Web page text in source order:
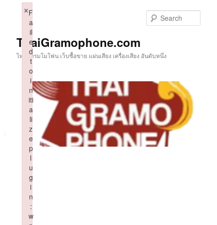
ThaiGramophone.com
ไทยแกรมโมโฟน เว็บซื้อขาย แผ่นเสียง เครื่องเสียง อันดับหนึ่ง
F
a
il
e
d
t
o
i
n
iti
a
li
z
e
p
l
u
g
i
n
:
w
×